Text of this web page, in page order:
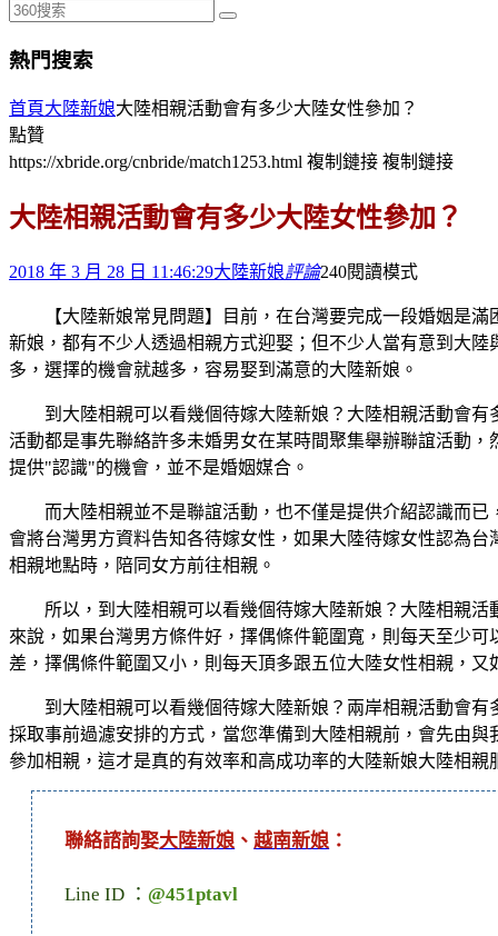
熱門搜索
首頁大陸新娘大陸相親活動會有多少大陸女性參加？
點贊
https://xbride.org/cnbride/match1253.html 複制鏈接 複制鏈接
大陸相親活動會有多少大陸女性參加？
2018 年 3 月 28 日 11:46:29大陸新娘評論240閱讀模式
【大陸新娘常見問題】目前，在台灣要完成一段婚姻是
新娘，都有不少人透過相親方式迎娶；但不少人當有意到大
多，選擇的機會就越多，容易娶到滿意的大陸新娘。
到大陸相親可以看幾個待嫁大陸新娘？大陸相親活動會
活動都是事先聯絡許多未婚男女在某時間聚集舉辦聯誼活動
提供"認識"的機會，並不是婚姻媒合。
而大陸相親並不是聯誼活動，也不僅是提供介紹認識而
會將台灣男方資料告知各待嫁女性，如果大陸待嫁女性認為
相親地點時，陪同女方前往相親。
所以，到大陸相親可以看幾個待嫁大陸新娘？大陸相親
來說，如果台灣男方條件好，擇偶條件範圍寬，則每天至少
差，擇偶條件範圍又小，則每天頂多跟五位大陸女性相親，
到大陸相親可以看幾個待嫁大陸新娘？兩岸相親活動會
採取事前過濾安排的方式，當您準備到大陸相親前，會先由
參加相親，這才是真的有效率和高成功率的大陸新娘大陸相親
聯絡諮詢娶大陸新娘 、越南新娘 ：
Line ID ： @451ptavl